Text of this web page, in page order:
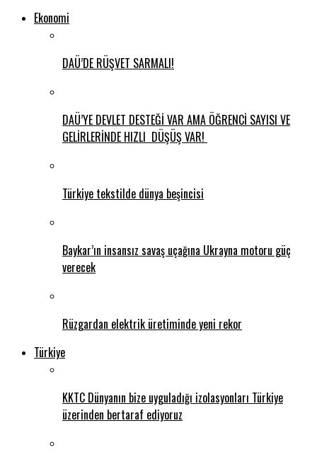
Ekonomi
DAÜ’DE RÜŞVET SARMALI!
DAÜ’YE DEVLET DESTEĞİ VAR AMA ÖĞRENCİ SAYISI VE
GELİRLERİNDE HIZLI DÜŞÜŞ VAR!
Türkiye tekstilde dünya beşincisi
Baykar’ın insansız savaş uçağına Ukrayna motoru güç
verecek
Rüzgardan elektrik üretiminde yeni rekor
Türkiye
KKTC Dünyanın bize uyguladığı izolasyonları Türkiye
üzerinden bertaraf ediyoruz